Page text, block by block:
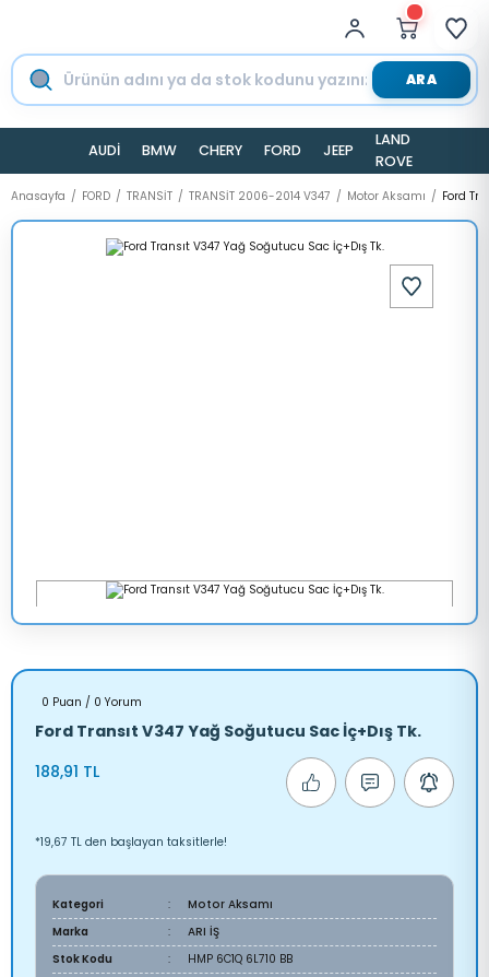
ARA
AUDİ BMW CHERY FORD JEEP
LAND
ROVER
Anasayfa FORD TRANSİT TRANSİT 2006-2014 V347 Motor Aksamı Ford
0 Puan / 0 Yorum
Ford Transıt V347 Yağ Soğutucu Sac İç+Dış Tk.
188,91 TL
*19,67 TL den başlayan taksitlerle!
Kategori
Motor Aksamı
Marka
ARI İŞ
Stok Kodu
HMP 6C1Q 6L710 BB